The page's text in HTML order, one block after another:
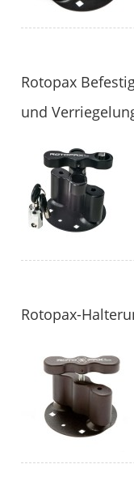
Rotopax
und
Rotopax-